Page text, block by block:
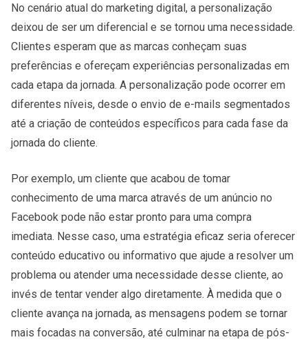
No cenário atual do marketing digital, a personalização
deixou de ser um diferencial e se tornou uma necessidade.
Clientes esperam que as marcas conheçam suas
preferências e ofereçam experiências personalizadas em
cada etapa da jornada. A personalização pode ocorrer em
diferentes níveis, desde o envio de e-mails segmentados
até a criação de conteúdos específicos para cada fase da
jornada do cliente.
Por exemplo, um cliente que acabou de tomar
conhecimento de uma marca através de um anúncio no
Facebook pode não estar pronto para uma compra
imediata. Nesse caso, uma estratégia eficaz seria oferecer
conteúdo educativo ou informativo que ajude a resolver um
problema ou atender uma necessidade desse cliente, ao
invés de tentar vender algo diretamente. À medida que o
cliente avança na jornada, as mensagens podem se tornar
mais focadas na conversão, até culminar na etapa de pós-